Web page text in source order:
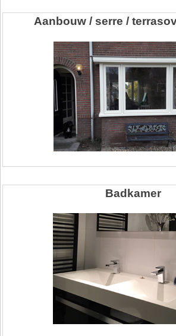
Aanbouw / serre /
Badkamer